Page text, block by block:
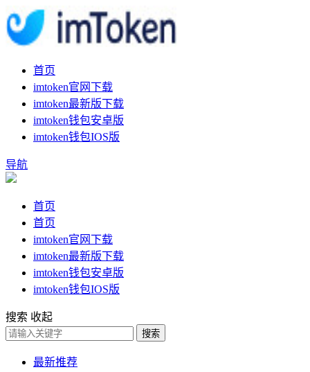
首页
imtoken官网下载
imtoken最新版下载
imtoken钱包安卓版
imtoken钱包IOS版
导航
首页
首页
imtoken官网下载
imtoken最新版下载
imtoken钱包安卓版
imtoken钱包IOS版
搜索 收起
搜索
最新推荐